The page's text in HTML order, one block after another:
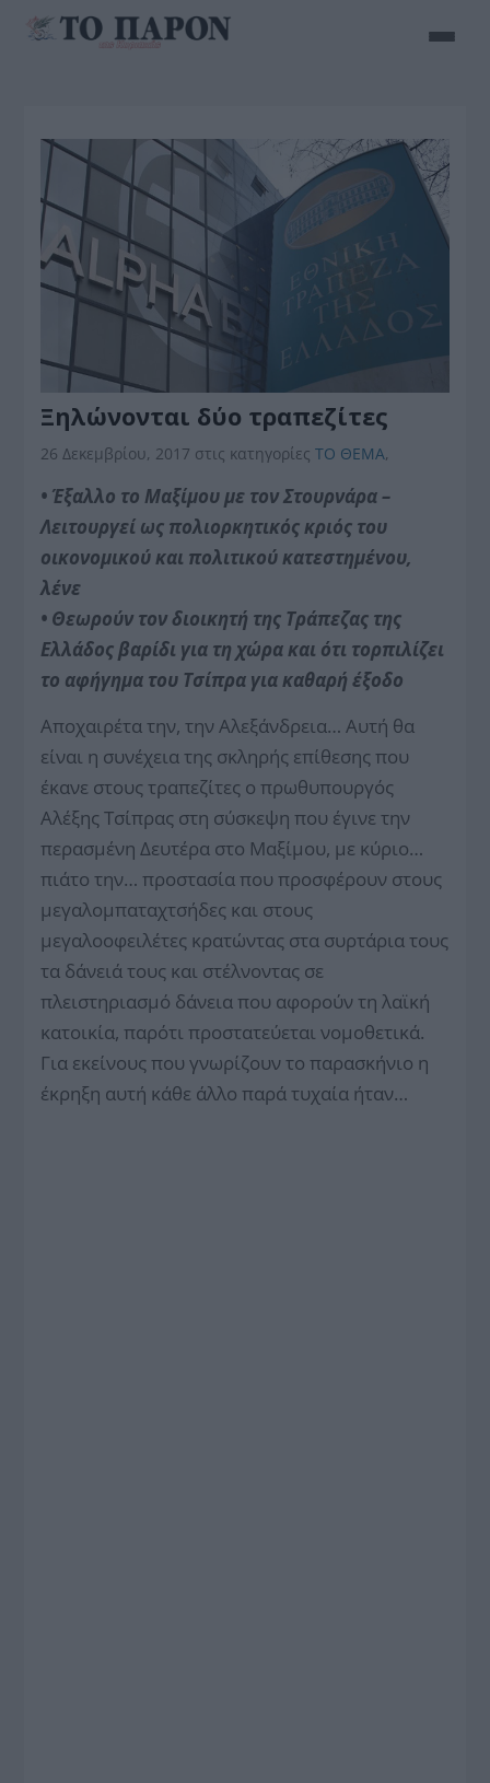
Ξηλώνονται δύο τραπεζίτες
26 Δεκεμβρίου, 2017 στις κατηγορίεςΤΟ ΘΕΜΑ,
• Έξαλλο το Μαξίμου με τον Στουρνάρα –
Λειτουργεί ως πολιορκητικός κριός του
οικονομικού και πολιτικού κατεστημένου,
λένε
• Θεωρούν τον διοικητή της Τράπεζας της
Ελλάδος βαρίδι για τη χώρα και ότι τορπιλίζει
το αφήγημα του Τσίπρα για καθαρή έξοδο
Αποχαιρέτα την, την Αλεξάνδρεια… Αυτή θα
είναι η συνέχεια της σκληρής επίθεσης που
έκανε στους τραπεζίτες ο πρωθυπουργός
Αλέξης Τσίπρας στη σύσκεψη που έγινε την
περασμένη Δευτέρα στο Μαξίμου, με κύριο…
πιάτο την… προστασία που προσφέρουν στους
μεγαλομπαταχτσήδες και στους
μεγαλοοφειλέτες κρατώντας στα συρτάρια τους
τα δάνειά τους και στέλνοντας σε
πλειστηριασμό δάνεια που αφορούν τη λαϊκή
κατοικία, παρότι προστατεύεται νομοθετικά.
Για εκείνους που γνωρίζουν το παρασκήνιο η
έκρηξη αυτή κάθε άλλο παρά τυχαία ήταν…